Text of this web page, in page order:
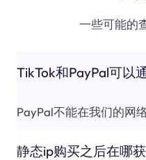
一些可能的
TikTok和PayPal可以
PayPal不能在我们的网
静态ip购买之后在哪